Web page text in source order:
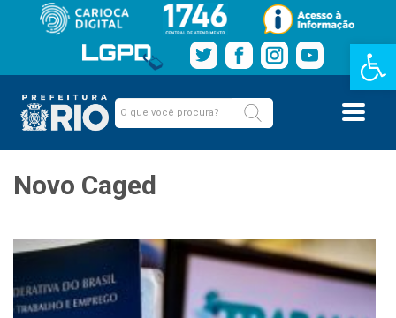
Barra de
Novo Caged